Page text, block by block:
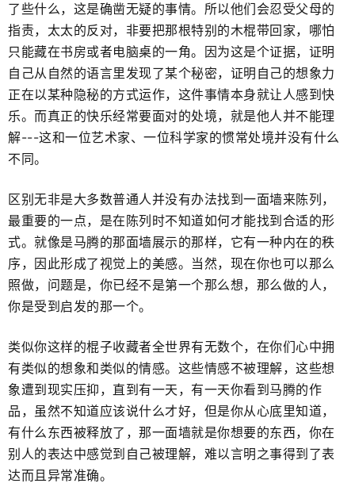
了些什么，这是确凿无疑的事情。所以他们会忍受父母的
指责，太太的反对，非要把那根特别的木棍带回家，哪怕
只能藏在书房​或者电脑桌的一角。因为这是个证据，证明
自己从自然的语言里发现了某个秘密，证明自己的想象力​
正在以某种隐秘的方式运作，这件事情本身就让人感到快
乐。而真正的快乐​经常要面对的处境，就是他人并不能理
解---这和一位艺术家、一位科学家的​惯常处境并没有什么
不同。
区别无非是大多数普通人并没有办法找到一面墙来陈列，
最重要的一点，是在陈列时不知道​如何才能找到合适的形
式。就像是马腾的那面墙展示的那样，它有一种内在的秩
序，因此形成了​视觉上的美感。当然，现在你也可以那么
照做，问题是，你已经不是第一个那么想，那么做的人，
你是受到启发的那一个。
类似你这样的棍子收藏者全世界有无数个，​在你们心中拥
有类似的想象和类似的情感。这些情感不被理解，这些想
象遭到现实压抑，直到有一天，有一天你看到马腾的作
品，虽然不知道应该说什么才好，但是你从心底里知道，
有什么东西被释放了，那一面墙就是你想要的东西，你在
别人的表达中感觉到自己被理解，难以言明之事得到了表
达而且异常准确。